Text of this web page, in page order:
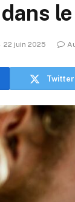
22 juin 2025
Twitter